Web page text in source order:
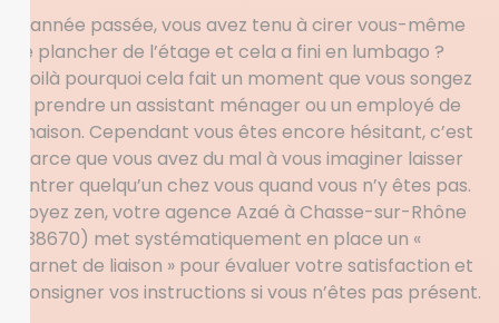
L’année passée, vous avez tenu à cirer vous-même
le plancher de l’étage et cela a fini en lumbago ?
Voilà pourquoi cela fait un moment que vous songez
à prendre un assistant ménager ou un employé de
maison. Cependant vous êtes encore hésitant, c’est
parce que vous avez du mal à vous imaginer laisser
entrer quelqu’un chez vous quand vous n’y êtes pas.
Soyez zen, votre agence Azaé à Chasse-sur-Rhône
(38670) met systématiquement en place un «
carnet de liaison » pour évaluer votre satisfaction et
consigner vos instructions si vous n’êtes pas présent.